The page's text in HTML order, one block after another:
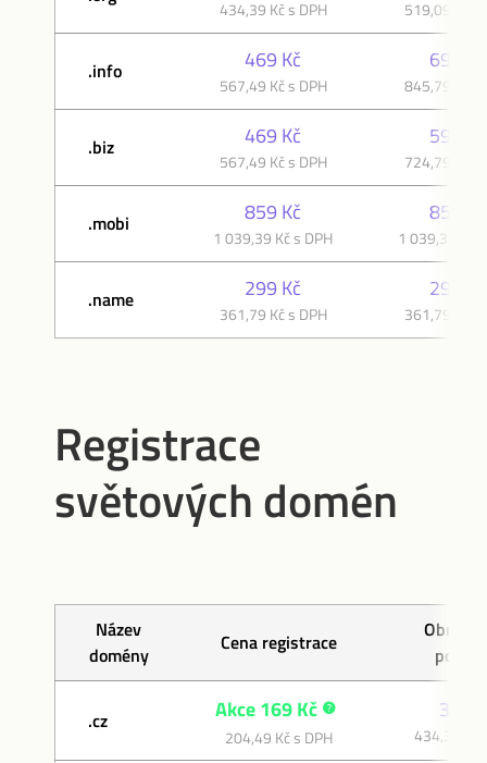
434,39 Kč s DPH 519,09 Kč s
.info 469 Kč
567,49 Kč s DPH
699 Kč
845,79 Kč s
.biz 469 Kč
567,49 Kč s DPH
599 Kč
724,79 Kč s
.mobi 859 Kč
1 039,39 Kč s DPH
859 Kč
1 039,39 Kč
.name 299 Kč
361,79 Kč s DPH
299 Kč
361,79 Kč s
Registrace
světových domén
Název
domény
Cena registrace
.cz Akce 169 Kč
204,49 Kč s DPH
359
434,39 Kč